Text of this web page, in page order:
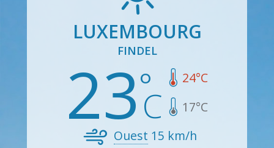
LUXEMBOURG
FINDEL
23 24°C
17°C
Ouest 15 km/h